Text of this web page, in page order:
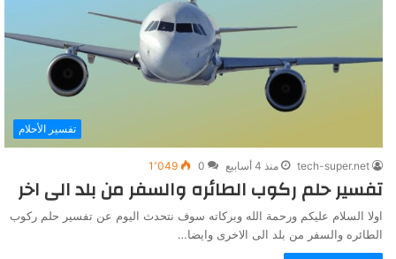
تفسير الأحلام
tech-super.net منذ 4 أسابيع 0 1٬049
تفسير حلم ركوب الطائره والسفر من بلد الى اخر
اولا السلام عليكم ورحمة الله وبركاته سوف نتحدث اليوم عن تفسير حلم ركوب
الطائره والسفر من بلد الى الاخرى وايضا…